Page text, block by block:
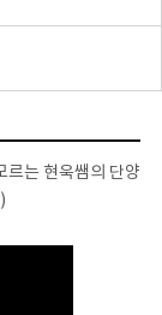
르는 현욱쌤의 단양